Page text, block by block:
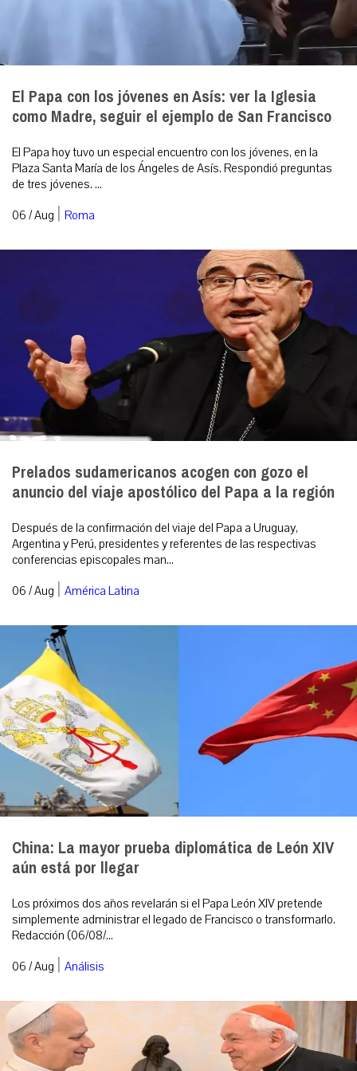
El Papa con los jóvenes en Asís: ver la Iglesia
como Madre, seguir el ejemplo de San Francisco
El Papa hoy tuvo un especial encuentro con los jóvenes, en la
Plaza Santa María de los Ángeles de Asís. Respondió preguntas
de tres jóvenes. ...
06 / Aug | Roma
Prelados sudamericanos acogen con gozo el
anuncio del viaje apostólico del Papa a la región
Después de la confirmación del viaje del Papa a Uruguay,
Argentina y Perú, presidentes y referentes de las respectivas
conferencias episcopales man...
06 / Aug | América Latina
China: La mayor prueba diplomática de León XIV
aún está por llegar
Los próximos dos años revelarán si el Papa León XIV pretende
simplemente administrar el legado de Francisco o transformarlo.
Redacción (06/08/...
06 / Aug | Análisis